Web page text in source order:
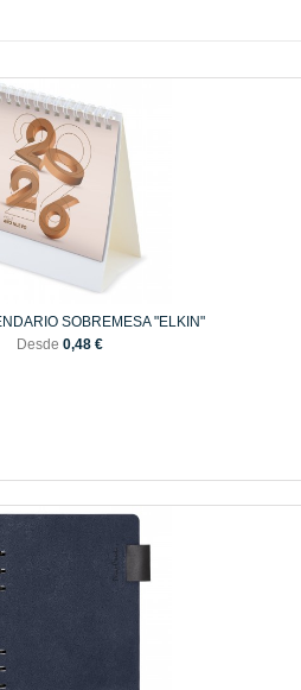
SOBREMESA "ELKIN"
Desde 0,48 €